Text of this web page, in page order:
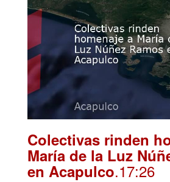
Colectivas rinden
María de la Luz
en Acapulco.17:26